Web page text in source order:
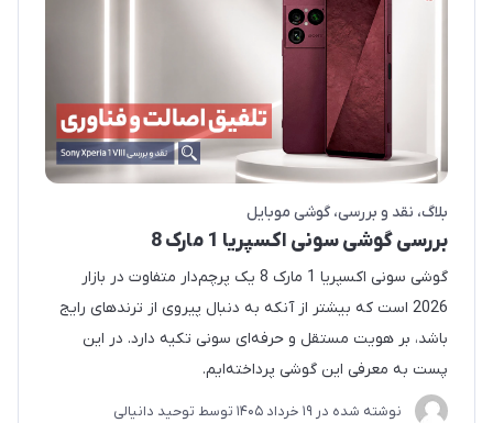
بلاگ نقد و بررسی گوشی موبایل
بررسی گوشی سونی اکسپریا 1 مارک 8
گوشی سونی اکسپریا 1 مارک 8 یک پرچم‌دار متفاوت در بازار
2026 است که بیشتر از آنکه به دنبال پیروی از ترندهای رایج
باشد، بر هویت مستقل و حرفه‌ای سونی تکیه دارد. در این
پست به معرفی این گوشی پرداخته‌ایم.
نوشته شده در 19 خرداد 1405 توسط توحید دانیالی